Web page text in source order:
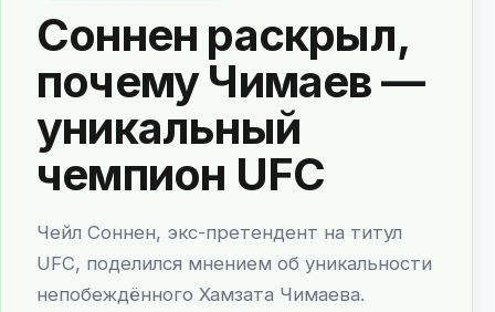
Соннен раскрыл,
почему Чимаев —
уникальный
чемпион UFC
Чейл Соннен, экс-претендент на титул
UFC, поделился мнением об уникальности
непобеждённого Хамзата Чимаева.